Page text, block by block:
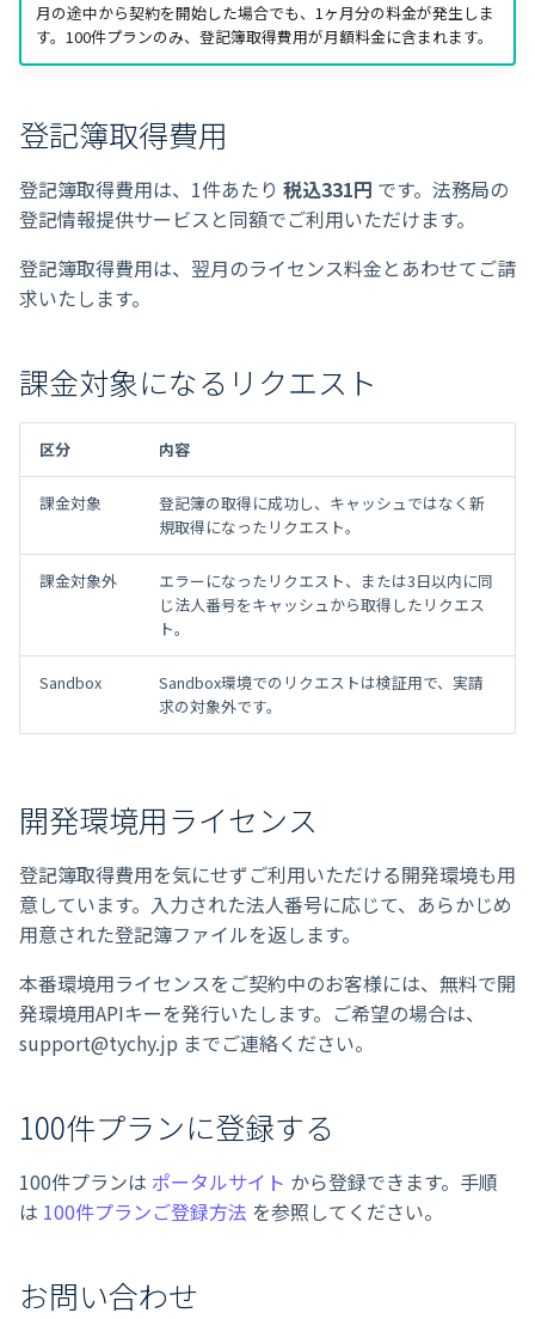
月の途中から契約を開始した場合でも、1ヶ月分の料金が発生しま
す。100件プランのみ、登記簿取得費用が月額料金に含まれます。
登記簿取得費用
登記簿取得費用は、1件あたり 税込331円 です。法務局の
登記情報提供サービスと同額でご利用いただけます。
登記簿取得費用は、翌月のライセンス料金とあわせてご請
求いたします。
課金対象になるリクエスト
区分 内容
課金対象
登記簿の取得に成功し、キャッシュではなく新
規取得になったリクエスト。
課金対象外
エラーになったリクエスト、または3日以内に同
じ法人番号をキャッシュから取得したリクエス
ト。
Sandbox
Sandbox環境でのリクエストは検証用で、実請
求の対象外です。
開発環境用ライセンス
登記簿取得費用を気にせずご利用いただける開発環境も用
意しています。入力された法人番号に応じて、あらかじめ
用意された登記簿ファイルを返します。
本番環境用ライセンスをご契約中のお客様には、無料で開
発環境用APIキーを発行いたします。ご希望の場合は、
support@tychy.jp までご連絡ください。
100件プランに登録する
100件プランは ポータルサイト から登録できます。手順
は 100件プランご登録方法 を参照してください。
お問い合わせ